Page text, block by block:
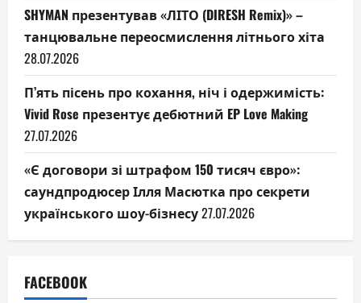
SHYMAN презентував «ЛІТО (DIRESH Remix)» –
танцювальне переосмислення літнього хіта
28.07.2026
П’ять пісень про кохання, ніч і одержимість:
Vivid Rose презентує дебютний EP Love Making
27.07.2026
«Є договори зі штрафом 150 тисяч євро»:
саундпродюсер Ілля Масютка про секрети
українського шоу-бізнесу27.07.2026
FACEBOOK